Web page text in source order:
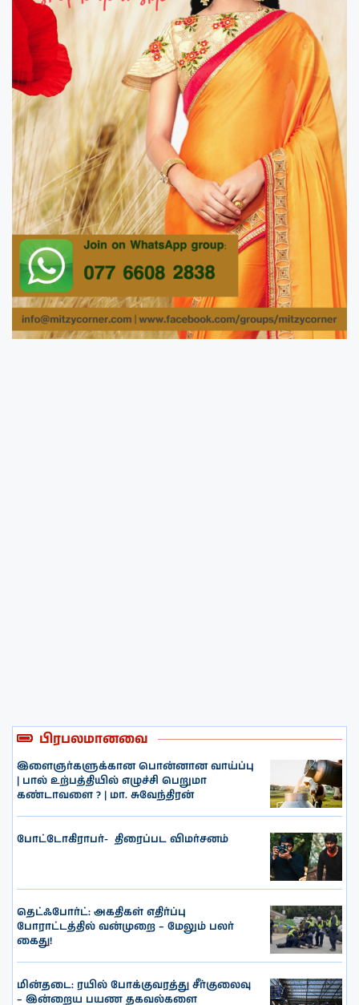
பிரபலமானவை
இளைஞர்களுக்கான பொன்னான வாய்ப்பு
| பால் உற்பத்தியில் எழுச்சி பெறுமா
கண்டாவளை ? | மா. சுவேந்திரன்
போட்டோகிராபர்- ‌ திரைப்பட விமர்சனம்
தெட்ஃபோர்ட்: அகதிகள் எதிர்ப்பு
போராட்டத்தில் வன்முறை – மேலும் பலர்
கைது!
மின்தடை: ரயில் போக்குவரத்து சீர்குலைவு
– இன்றைய பயண தகவல்களை